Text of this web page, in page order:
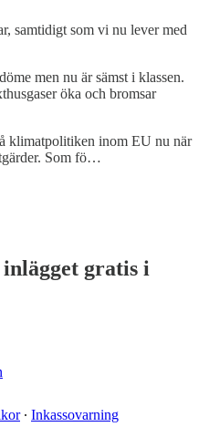
samtidigt som vi nu lever med
men nu är sämst i klassen.
öka och bromsar
klimatpolitiken inom EU nu när
Som fö…
gratis i
∙ Inkassovarning